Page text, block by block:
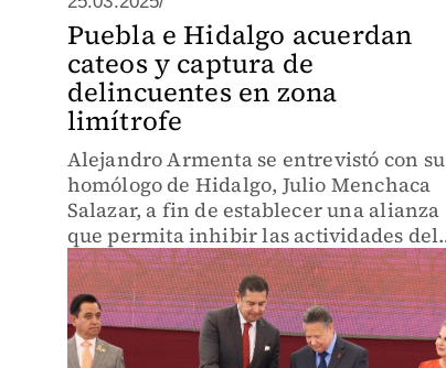
Puebla e Hidalgo acuerdan
cateos y captura de
delincuentes en zona
limítrofe
Alejandro Armenta se entrevistó con su
homólogo de Hidalgo, Julio Menchaca
Salazar, a fin de establecer una alianza
que permita inhibir las actividades del
crimen organizado.